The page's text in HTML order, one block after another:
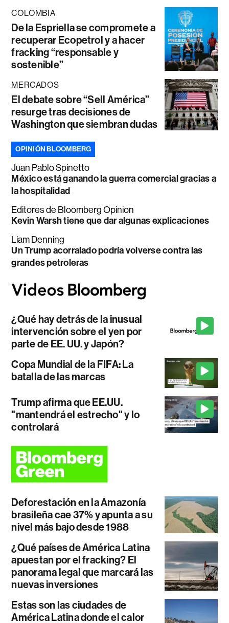
COLOMBIA
De la Espriella se compromete a
recuperar Ecopetrol y a hacer
fracking “responsable y
sostenible”
MERCADOS
El debate sobre “Sell América”
resurge tras decisiones de
Washington que siembran dudas
OPINIÓN BLOOMBERG
Juan Pablo Spinetto
México está ganando la guerra comercial gracias a
la hospitalidad
Editores de Bloomberg Opinion
Kevin Warsh tiene que dar algunas explicaciones
Liam Denning
Un Trump acorralado podría volverse contra las
grandes petroleras
¿Qué hay detrás de la inusual
intervención sobre el yen por
parte de EE. UU. y Japón?
Copa Mundial de la FIFA: La
batalla de las marcas
Trump afirma que EE.UU.
"mantendrá el estrecho" y lo
controlará
Deforestación en la Amazonía
brasileña cae 37% y apunta a su
nivel más bajo desde 1988
¿Qué países de América Latina
apuestan por el fracking? El
panorama legal que marcará las
nuevas inversiones
Estas son las ciudades de
América Latina donde el calor